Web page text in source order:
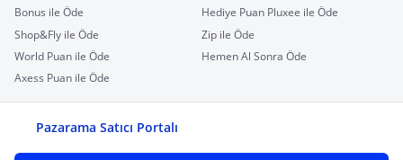
Bonus ile Öde
Hediye Puan Pluxee ile Öde
Shop&Fly ile Öde
Zip ile Öde
World Puan ile Öde
Hemen Al Sonra Öde
Axess Puan ile Öde
Pazarama Satıcı Portalı